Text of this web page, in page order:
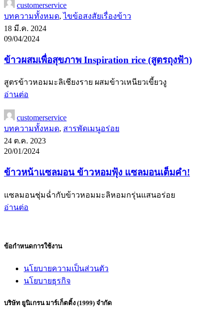
customerservice
บทความทั้งหมด,ไขข้อสงสัยเรื่องข้าว
18 มี.ค. 2024
09/04/2024
ข้าวผสมเพื่อสุขภาพ Inspiration rice (สูตรถุงฟ้า)
สูตรข้าวหอมมะลิเชียงราย ผสมข้าวเหนียวเขี้ยวงู
อ่านต่อ
customerservice
บทความทั้งหมด, สารพัดเมนูอร่อย
24 ต.ค. 2023
20/01/2024
ข้าวหน้าแซลมอน ข้าวหอมฟุ้ง แซลมอนเต็มคำ!
แซลมอนชุ่มฉ่ำกับข้าวหอมมะลิหอมกรุ่นแสนอร่อย
อ่านต่อ
ข้อกำหนดการใช้งาน
นโยบายความเป็นส่วนตัว
นโยบายธุรกิจ
บริษัท ยูนิเกรน มาร์เก็ตติ้ง (1999) จำกัด